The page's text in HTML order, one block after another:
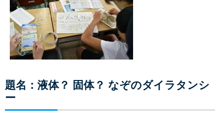
題名：液体？ 固体？ なぞのダイラタンシ
ー